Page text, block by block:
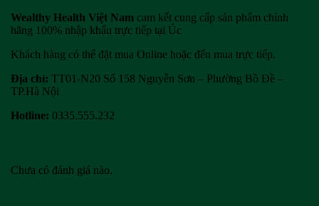
Wealthy Health Việt Nam cam kết cung cấp sản phẩm chính
hãng 100% nhập khẩu trực tiếp tại Úc
Khách hàng có thể đặt mua Online hoặc đến mua trực tiếp.
Địa chỉ: TT01-N20 Số 158 Nguyễn Sơn – Phường Bồ Đề –
TP.Hà Nội
Hotline: 0335.555.232
Chưa có đánh giá nào.